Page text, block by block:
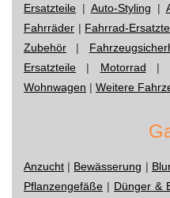
Ersatzteile | Auto-Styling |
Fahrräder | Fahrrad-
Zubehör |
Ersatzteile | Motorrad |
Wohnwagen | Weitere
Anzucht | Bewässerung |
Pflanzengefäße | Dünger &